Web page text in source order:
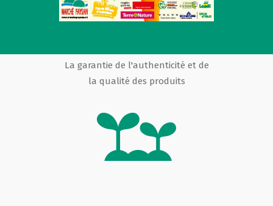
La garantie de l'authenticité et de
la qualité des produits